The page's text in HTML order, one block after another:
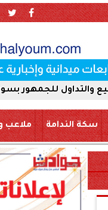
بسوهاج
سكة الندامة ملاعب